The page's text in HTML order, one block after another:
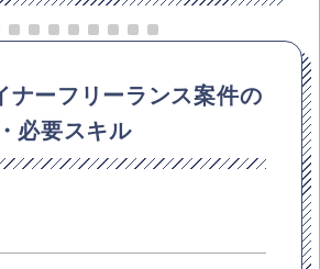
ナーフリーランス案件の
必要スキル